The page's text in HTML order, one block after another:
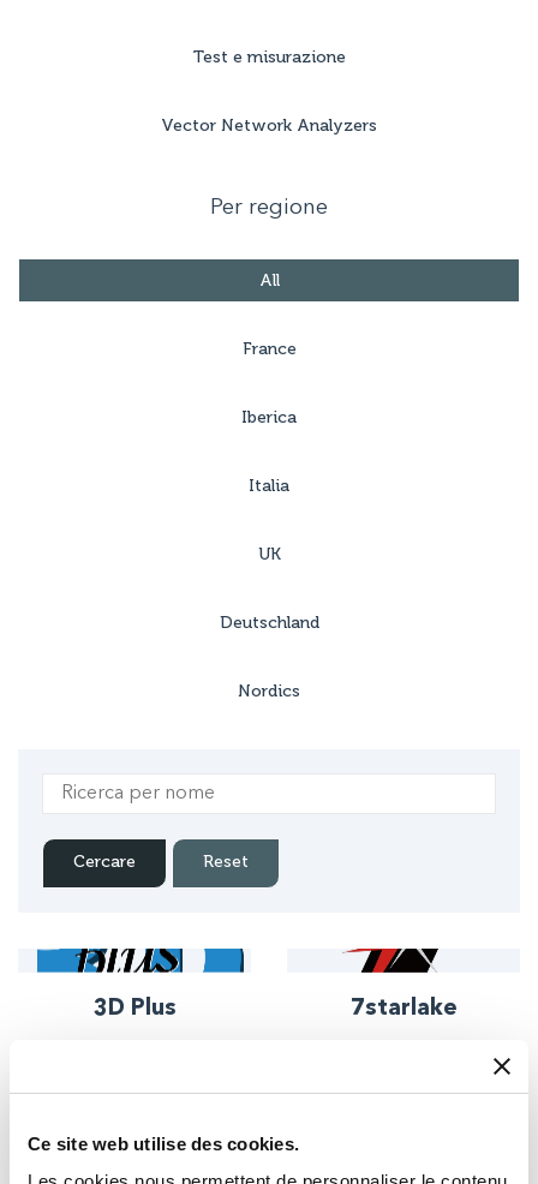
Ce site web utilise des cookies.
Test e misurazione
Vector Network Analyzers
Per regione
All
France
Iberica
Italia
UK
Deutschland
Nordics
3D Plus 7starlake
Advantech